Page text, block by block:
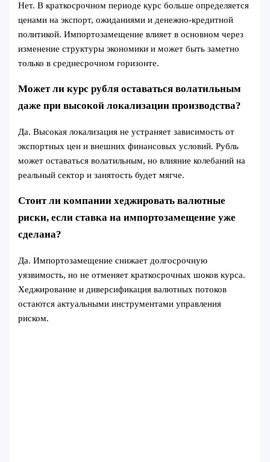
Нет. В краткосрочном периоде курс больше определяется
ценами на экспорт, ожиданиями и денежно-кредитной
политикой. Импортозамещение влияет в основном через
изменение структуры экономики и может быть заметно
только в среднесрочном горизонте.
Может ли курс рубля оставаться волатильным
даже при высокой локализации производства?
Да. Высокая локализация не устраняет зависимость от
экспортных цен и внешних финансовых условий. Рубль
может оставаться волатильным, но влияние колебаний на
реальный сектор и занятость будет мягче.
Стоит ли компании хеджировать валютные
риски, если ставка на импортозамещение уже
сделана?
Да. Импортозамещение снижает долгосрочную
уязвимость, но не отменяет краткосрочных шоков курса.
Хеджирование и диверсификация валютных потоков
остаются актуальными инструментами управления
риском.